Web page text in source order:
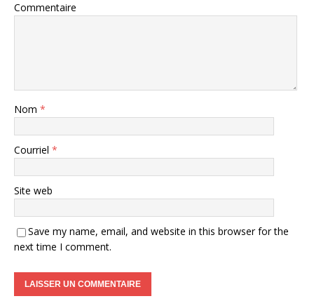
Commentaire
Nom *
Courriel *
Site web
Save my name, email, and website in this browser for the
next time I comment.